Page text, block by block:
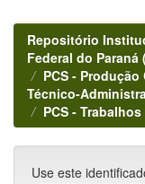
Repositório
Federal do Paraná
PCS -
Técnico-
PCS -
Use este